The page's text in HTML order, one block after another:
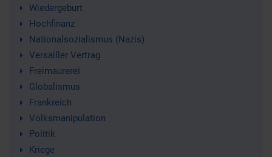
Wiedergeburt
Hochfinanz
Nationalsozialismus (Nazis)
Versailler Vertrag
Freimaurerei
Globalismus
Frankreich
Volksmanipulation
Politik
Kriege